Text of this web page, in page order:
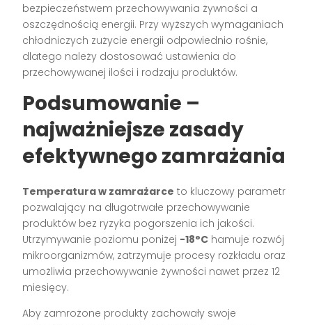
bezpieczeństwem przechowywania żywności a
oszczędnością energii. Przy wyższych wymaganiach
chłodniczych zużycie energii odpowiednio rośnie,
dlatego należy dostosować ustawienia do
przechowywanej ilości i rodzaju produktów.
Podsumowanie –
najważniejsze zasady
efektywnego zamrażania
Temperatura w zamrażarce to kluczowy parametr
pozwalający na długotrwałe przechowywanie
produktów bez ryzyka pogorszenia ich jakości.
Utrzymywanie poziomu poniżej -18°C hamuje rozwój
mikroorganizmów, zatrzymuje procesy rozkładu oraz
umożliwia przechowywanie żywności nawet przez 12
miesięcy.
Aby zamrożone produkty zachowały swoje